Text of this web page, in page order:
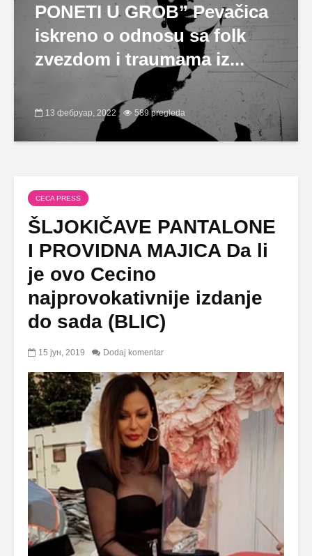
PONETI U GROB” Pevačica
iskreno o odnosu sa folk
zvezdom i traumama iz...
13 фебруар, 2022 589 pregleda
CECA PRESS
ŠLJOKIČAVE PANTALONE
I PROVIDNA MAJICA Da li
je ovo Cecino
najprovokativnije izdanje
do sada (BLIC)
15 јун, 2019 Dodaj komentar